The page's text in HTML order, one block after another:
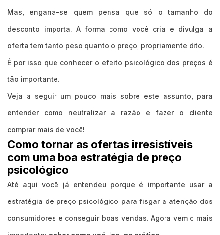
Mas, engana-se quem pensa que só o tamanho do
desconto importa. A forma como você cria e divulga a
oferta tem tanto peso quanto o preço, propriamente dito.
É por isso que conhecer o efeito psicológico dos preços é
tão importante.
Veja a seguir um pouco mais sobre este assunto, para
entender como neutralizar a razão e fazer o cliente
comprar mais de você!
Como tornar as ofertas irresistíveis
com uma boa estratégia de preço
psicológico
Até aqui você já entendeu porque é importante usar a
estratégia de preço psicológico para fisgar a atenção dos
consumidores e conseguir boas vendas. Agora vem o mais